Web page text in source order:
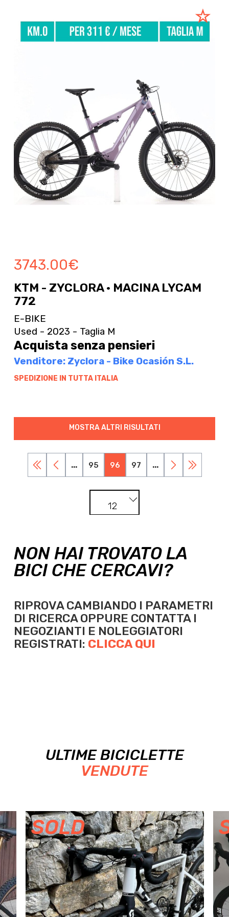
3743.00€
KTM - ZYCLORA · MACINA LYCAM
772
E-BIKE
Used - 2023 - Taglia M
Acquista senza pensieri
Venditore: Zyclora - Bike Ocasión S.L.
SPEDIZIONE IN TUTTA ITALIA
MOSTRA ALTRI RISULTATI
... 95 96 97 ...
12
NON HAI TROVATO LA
BICI CHE CERCAVI?
RIPROVA CAMBIANDO I PARAMETRI
DI RICERCA OPPURE CONTATTA I
NEGOZIANTI E NOLEGGIATORI
REGISTRATI: CLICCA QUI
ULTIME BICICLETTE
VENDUTE
SOLD